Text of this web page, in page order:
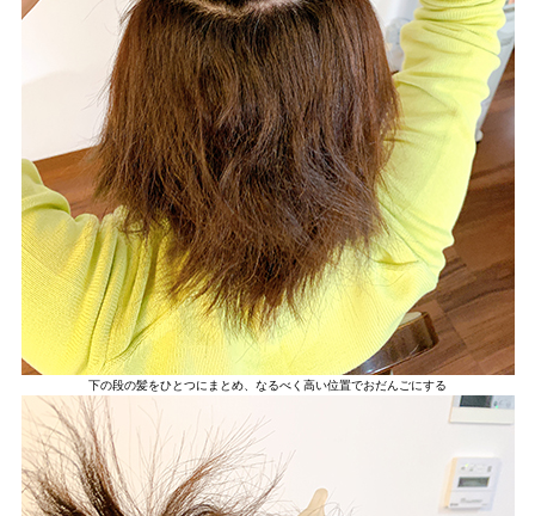
下の段の髪をひとつにまとめ、なるべく高い位置でおだんごにする